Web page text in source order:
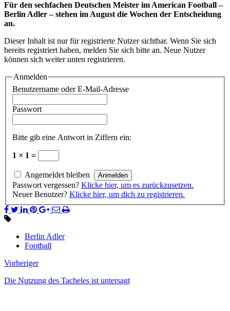
Für den sechfachen Deutschen Meister im American Football –
Berlin Adler – stehen im August die Wochen der Entscheidung
an.
Dieser Inhalt ist nur für registrierte Nutzer sichtbar. Wenn Sie sich
bereits registriert haben, melden Sie sich bitte an. Neue Nutzer
können sich weiter unten registrieren.
Anmelden
Benutzername oder E-Mail-Adresse
Passwort
Bitte gib eine Antwort in Ziffern ein:
1 × 1 =
Angemeldet bleiben
Passwort vergessen? Klicke hier, um es zurückzusetzen.
Neuer Benutzer? Klicke hier, um dich zu registrieren.
Berlin Adler
Football
Vorheriger
Die Nutzung des Tacheles ist untersagt